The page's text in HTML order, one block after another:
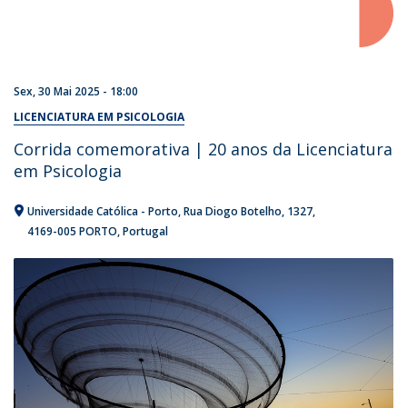
Sex, 30 Mai 2025 - 18:00
LICENCIATURA EM PSICOLOGIA
Corrida comemorativa | 20 anos da Licenciatura
em Psicologia
Universidade Católica - Porto Rua Diogo Botelho, 1327
4169-005 PORTO Portugal